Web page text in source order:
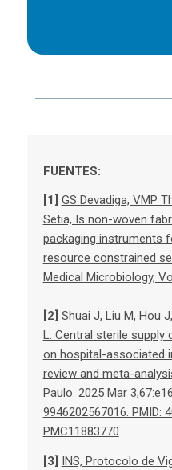
FUENTES:
[1]
GS Devadiga, VMP
Setia, Is non-woven
packaging instruments
resource constrained
Medical Microbiology,
[2] Shuai J, Liu M, Hou
L. Central sterile
on hospital-associated
review and meta-
Paulo. 2025 Mar
9946202567016. PMID:
PMC11883770.
[3] INS, Protocolo de